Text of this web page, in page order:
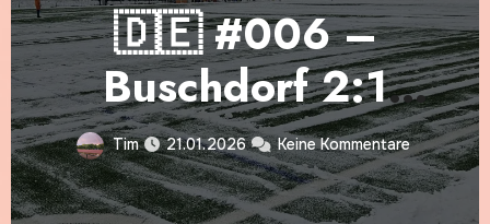
🇩🇪 #006 –
Buschdorf 2:1
Umutspor Troisdorf
III
Tim 21.01.2026 Keine Kommentare